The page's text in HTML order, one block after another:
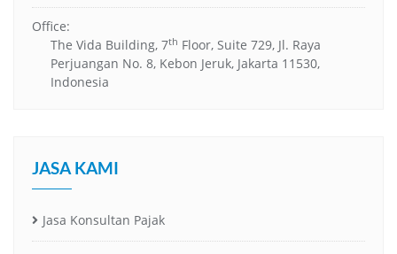
Office:
The Vida Building, 7th Floor, Suite 729, Jl. Raya
Perjuangan No. 8, Kebon Jeruk, Jakarta 11530,
Indonesia
JASA KAMI
Jasa Konsultan Pajak